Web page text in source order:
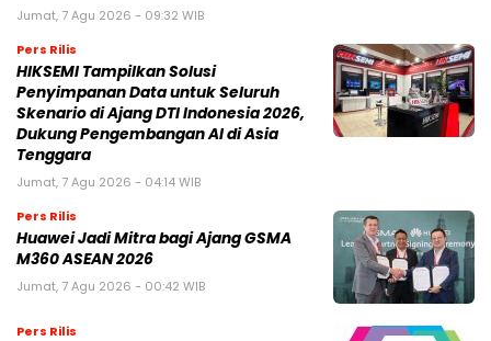
Jumat, 7 Agu 2026 - 09:32 WIB
Pers Rilis
HIKSEMI Tampilkan Solusi
Penyimpanan Data untuk Seluruh
Skenario di Ajang DTI Indonesia 2026,
Dukung Pengembangan AI di Asia
Tenggara
Jumat, 7 Agu 2026 - 04:14 WIB
Pers Rilis
Huawei Jadi Mitra bagi Ajang GSMA
M360 ASEAN 2026
Jumat, 7 Agu 2026 - 00:42 WIB
Pers Rilis